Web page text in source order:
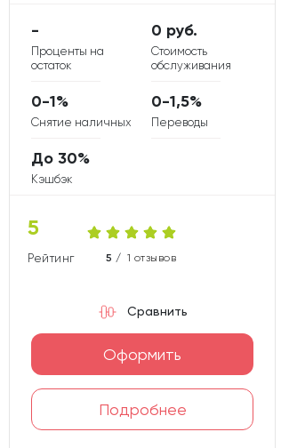
5
Рейтинг карты5 / 1 отзывов
Проценты на
остаток
-
Стоимость
обслуживания
0 руб.
Снятие наличных
0-1%
Переводы
0-1,5%
Кэшбэк
До 30%
Оформить
Подробнее
Сравнить